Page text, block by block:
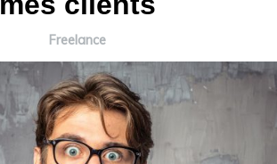
Freelance